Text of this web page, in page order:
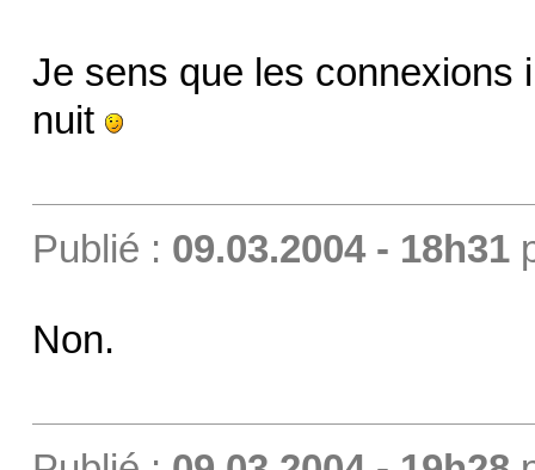
Je sens que les connexions
nuit
Publié : 09.03.2004 - 18h31
Non.